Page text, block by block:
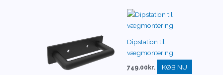
Dipstation til
vægmontering
749.00kr. KØB NU